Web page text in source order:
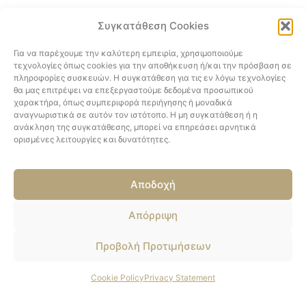
Συγκατάθεση Cookies
Για να παρέχουμε την καλύτερη εμπειρία, χρησιμοποιούμε
τεχνολογίες όπως cookies για την αποθήκευση ή/και την πρόσβαση σε
πληροφορίες συσκευών. Η συγκατάθεση για τις εν λόγω τεχνολογίες
θα μας επιτρέψει να επεξεργαστούμε δεδομένα προσωπικού
χαρακτήρα, όπως συμπεριφορά περιήγησης ή μοναδικά
αναγνωριστικά σε αυτόν τον ιστότοπο. Η μη συγκατάθεση ή η
ανάκληση της συγκατάθεσης, μπορεί να επηρεάσει αρνητικά
ορισμένες λειτουργίες και δυνατότητες.
Αποδοχή
Απόρριψη
Προβολή Προτιμήσεων
Cookie PolicyPrivacy Statement